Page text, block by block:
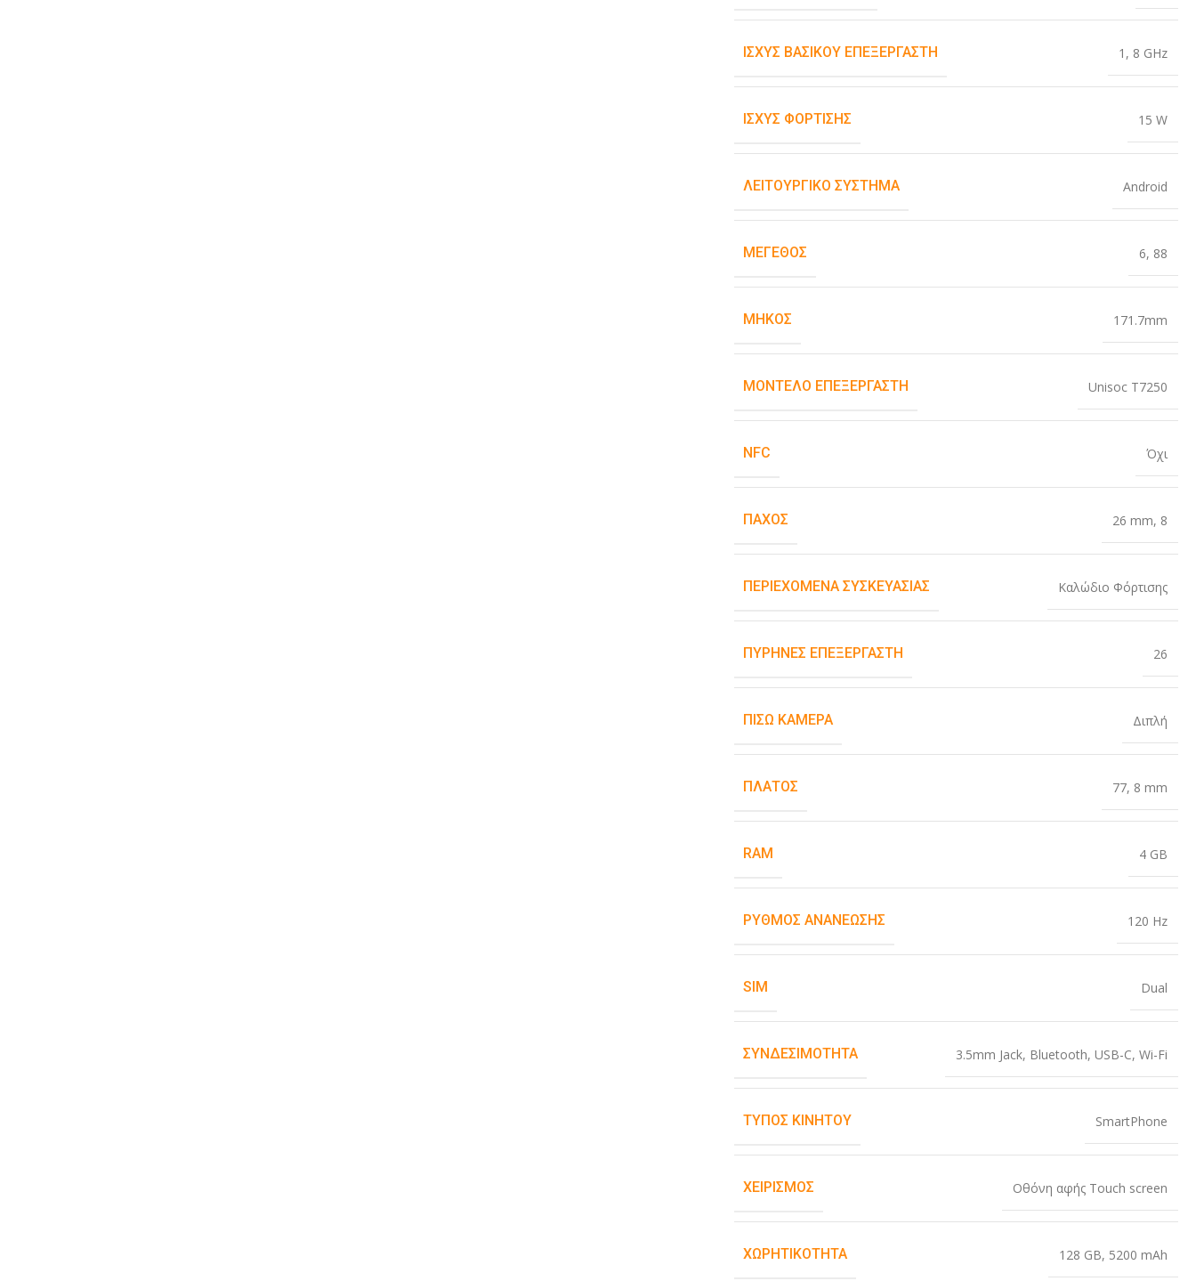
ΙΣΧΎΣ ΒΑΣΙΚΟΎ ΕΠΕΞΕΡΓΑΣΤΉ 1 , 8 GHz
ΙΣΧΎΣ ΦΌΡΤΙΣΗΣ 15 W
ΛΕΙΤΟΥΡΓΙΚΌ ΣΎΣΤΗΜΑ Android
ΜΈΓΕΘΟΣ 6, 88
ΜΉΚΟΣ 171.7mm
ΜΟΝΤΈΛΟ ΕΠΕΞΕΡΓΑΣΤΉ Unisoc T7250
NFC Όχι
ΠΆΧΟΣ 26 mm, 8
ΠΕΡΙΕΧΌΜΕΝΑ ΣΥΣΚΕΥΑΣΊΑΣ Καλώδιο Φόρτισης
ΠΥΡΉΝΕΣ ΕΠΕΞΕΡΓΑΣΤΉ 26
ΠΊΣΩ ΚΆΜΕΡΑ Διπλή
ΠΛΆΤΟΣ 77, 8 mm
RAM 4 GB
ΡΥΘΜΌΣ ΑΝΑΝΈΩΣΗΣ 120 Hz
SIM Dual
ΣΥΝΔΕΣΙΜΌΤΗΤΑ 3.5mm Jack, Bluetooth, USB-C, Wi-Fi
ΤΎΠΟΣ ΚΙΝΗΤΟΎ SmartPhone
ΧΕΙΡΙΣΜΌΣ Οθόνη αφής Touch screen
ΧΩΡΗΤΙΚΌΤΗΤΑ 128 GB, 5200 mAh